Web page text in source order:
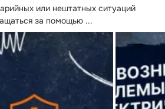
или нештатных ситуаций
за помощью ...